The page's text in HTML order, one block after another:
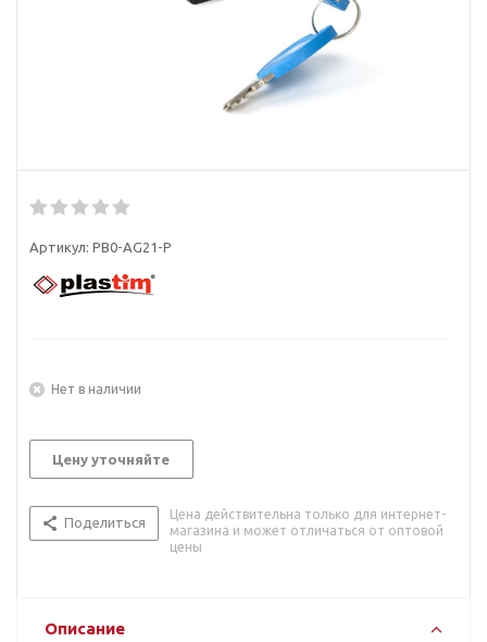
Артикул: PB0-AG21-P
Нет в наличии
Цену уточняйте
Поделиться
Цена действительна только для интернет-
магазина и может отличаться от оптовой
цены
Описание